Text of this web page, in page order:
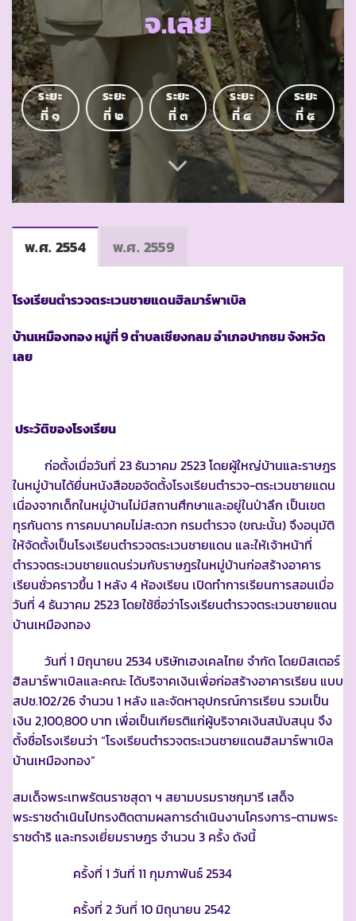
จ.เลย
ระยะ
ที่ ๑
ระยะ
ที่ ๒
ระยะ
ที่ ๓
ระยะ
ที่ ๔
ระยะ
ที่ ๕
พ.ศ. 2554 พ.ศ. 2559
โรงเรียนตำรวจตระเวนชายแดนฮิลมาร์พาเบิล
บ้านเหมืองทอง หมู่ที่ 9 ตำบลเชียงกลม อำเภอปากชม จังหวัด
เลย
ประวัติของโรงเรียน
ก่อตั้งเมื่อวันที่ 23 ธันวาคม 2523 โดยผู้ใหญ่บ้านและราษฎร
ในหมู่บ้านได้ยื่นหนังสือขอจัดตั้งโรงเรียนตำรวจ-ตระเวนชายแดน
เนื่องจากเด็กในหมู่บ้านไม่มีสถานศึกษาและอยู่ในป่าลึก เป็นเขต
ทุรกันดาร การคมนาคมไม่สะดวก กรมตำรวจ (ขณะนั้น) จึงอนุมัติ
ให้จัดตั้งเป็นโรงเรียนตำรวจตระเวนชายแดน และให้เจ้าหน้าที่
ตำรวจตระเวนชายแดนร่วมกับราษฎรในหมู่บ้านก่อสร้างอาคาร
เรียนชั่วคราวขึ้น 1 หลัง 4 ห้องเรียน เปิดทำการเรียนการสอนเมื่อ
วันที่ 4 ธันวาคม 2523 โดยใช้ชื่อว่าโรงเรียนตำรวจตระเวนชายแดน
บ้านเหมืองทอง
วันที่ 1 มิถุนายน 2534 บริษัทเฮงเคลไทย จำกัด โดยมิสเตอร์
ฮิลมาร์พาเบิลและคณะ ได้บริจาคเงินเพื่อก่อสร้างอาคารเรียน แบบ
สปช.102/26 จำนวน 1 หลัง และจัดหาอุปกรณ์การเรียน รวมเป็น
เงิน 2,100,800 บาท เพื่อเป็นเกียรติแก่ผู้บริจาคเงินสนับสนุน จึง
ตั้งชื่อโรงเรียนว่า “โรงเรียนตำรวจตระเวนชายแดนฮิลมาร์พาเบิล
บ้านเหมืองทอง”
สมเด็จพระเทพรัตนราชสุดา ฯ สยามบรมราชกุมารี เสด็จ
พระราชดำเนินไปทรงติดตามผลการดำเนินงานโครงการ-ตามพระ
ราชดำริ และทรงเยี่ยมราษฎร จำนวน 3 ครั้ง ดังนี้
ครั้งที่ 1 วันที่ 11 กุมภาพันธ์ 2534
ครั้งที่ 2 วันที่ 10 มิถุนายน 2542